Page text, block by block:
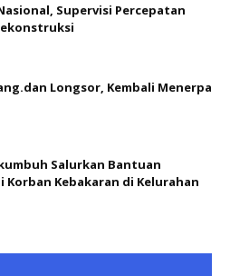
Supervisi Percepatan
Longsor, Kembali Menerpa
Salurkan Bantuan
Korban Kebakaran di Kelurahan